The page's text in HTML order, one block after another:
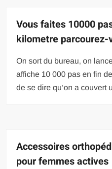
Vous faites 10000
kilometre parcourez-
On sort du bureau, on
affiche 10 000 pas en fin
de se dire qu’on a couvert
Accessoires
pour femmes actives